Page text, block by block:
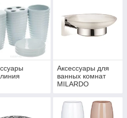
Аксессуары для
ванных комнат
MILARDO